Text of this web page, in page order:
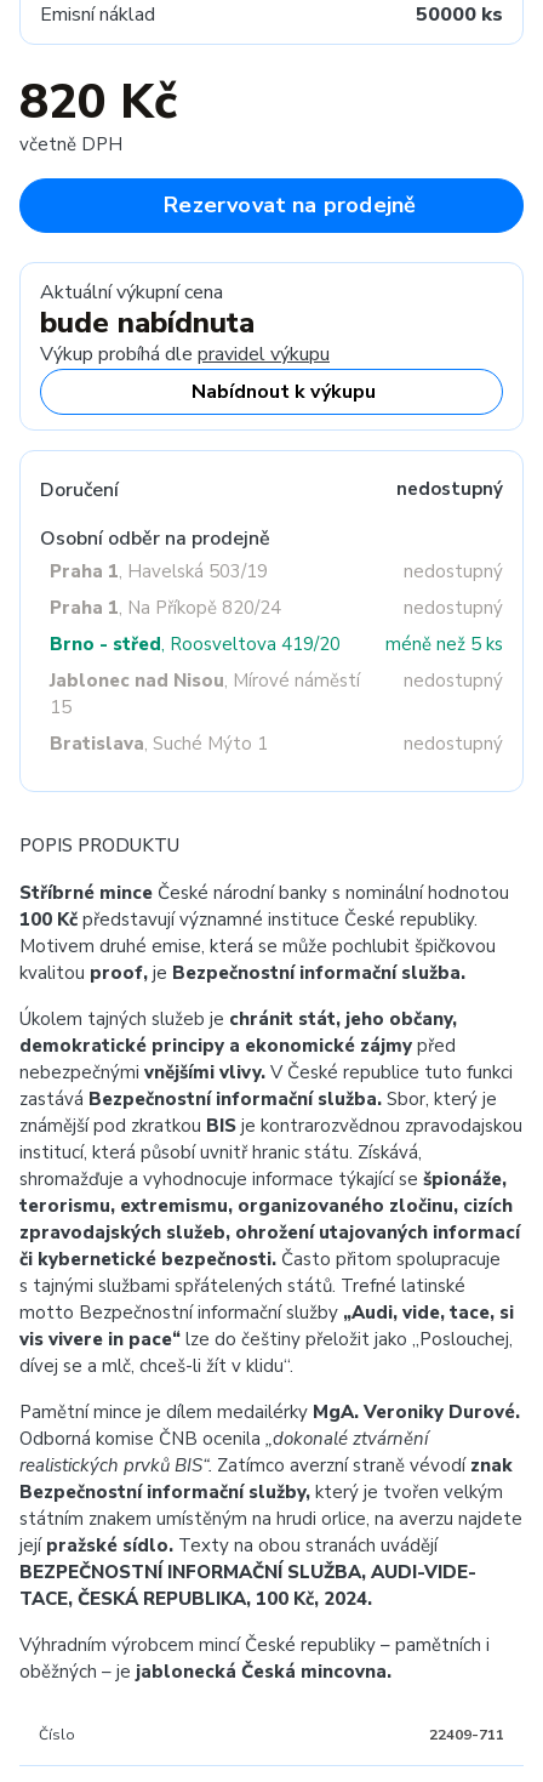
Emisní náklad 50000 ks
820 Kč
včetně DPH
Rezervovat na prodejně
Aktuální výkupní cena
bude nabídnuta
Výkup probíhá dle pravidel výkupu
Nabídnout k výkupu
Doručení nedostupný
Osobní odběr na prodejně
Praha 1, Havelská 503/19
nedostupný
Praha 1, Na Příkopě 820/24
nedostupný
Brno - střed, Roosveltova 419/20
méně než 5 ks
Jablonec nad Nisou, Mírové náměstí
15
nedostupný
Bratislava, Suché Mýto 1 nedostupný
POPIS PRODUKTU
Stříbrné mince České národní banky s nominální hodnotou
100 Kč představují významné instituce České republiky.
Motivem druhé emise, která se může pochlubit špičkovou
kvalitou proof, je Bezpečnostní informační služba.
Úkolem tajných služeb je chránit stát, jeho občany,
demokratické principy a ekonomické zájmy před
nebezpečnými vnějšími vlivy. V České republice tuto funkci
zastává Bezpečnostní informační služba. Sbor, který je
známější pod zkratkou BIS je kontrarozvědnou zpravodajskou
institucí, která působí uvnitř hranic státu. Získává,
shromažďuje a vyhodnocuje informace týkající se špionáže,
terorismu, extremismu, organizovaného zločinu, cizích
zpravodajských služeb, ohrožení utajovaných informací
či kybernetické bezpečnosti. Často přitom spolupracuje
s tajnými službami spřátelených států. Trefné latinské
motto Bezpečnostní informační služby „Audi, vide, tace, si
vis vivere in pace“ lze do češtiny přeložit jako „Poslouchej,
dívej se a mlč, chceš-li žít v klidu“.
Pamětní mince je dílem medailérky MgA. Veroniky Durové.
Odborná komise ČNB ocenila „dokonalé ztvárnění
realistických prvků BIS“. Zatímco averzní straně vévodí znak
Bezpečnostní informační služby, který je tvořen velkým
státním znakem umístěným na hrudi orlice, na averzu najdete
její pražské sídlo. Texty na obou stranách uvádějí
BEZPEČNOSTNÍ INFORMAČNÍ SLUŽBA, AUDI-VIDE-
TACE, ČESKÁ REPUBLIKA, 100 Kč, 2024.
Výhradním výrobcem mincí České republiky – pamětních i
oběžných – je jablonecká Česká mincovna.
Číslo 22409-711